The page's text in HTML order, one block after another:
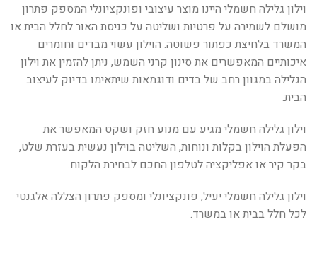
וילון גלילה חשמלי היינו מוצר עיצובי ופונקציונלי המספק פתרון
מושלם לשמירה על פרטיות ושליטה על כניסת האור לחלל הבית או
המשרד בלחיצת כפתור פשוטה. הוילון עשוי מבדים וחומרים
איכותיים המאפשרים את סינון קרני השמש, ניתן להזמין את וילון
הגלילה במגוון רחב של בדים ודוגמאות שיתאימו בדיוק לעיצוב
הבית.
וילון גלילה חשמלי מגיע עם מנוע חזק ושקט המאפשר את
הפעלת הוילון בקלות ונוחות, השליטה בוילון נעשית בעזרת שלט,
בקר קיר או אפליקציה לטלפון החכם לבחירת הלקוח.
וילון גלילה חשמלי יעיל, פונקציונלי ומספק פתרון הצללה אלגנטי
לכל חלל בבית או במשרד.